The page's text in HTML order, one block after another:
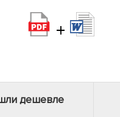
+
дешевле